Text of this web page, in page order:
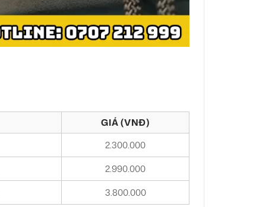
GIÁ (VNĐ)
2.300.000
2.990.000
3.800.000